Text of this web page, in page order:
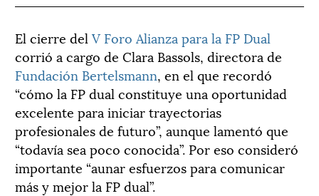
El cierre del V Foro Alianza para la FP Dual
corrió a cargo de Clara Bassols, directora de
Fundación Bertelsmann, en el que recordó
“cómo la FP dual constituye una oportunidad
excelente para iniciar trayectorias
profesionales de futuro”, aunque lamentó que
“todavía sea poco conocida”. Por eso consideró
importante “aunar esfuerzos para comunicar
más y mejor la FP dual”.